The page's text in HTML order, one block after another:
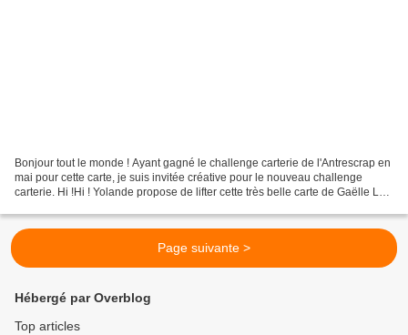
Bonjour tout le monde ! Ayant gagné le challenge carterie de l'Antrescrap en
mai pour cette carte, je suis invitée créative pour le nouveau challenge
carterie. Hi !Hi ! Yolande propose de lifter cette très belle carte de Gaëlle Ly
Page suivante >
Hébergé par Overblog
Top articles